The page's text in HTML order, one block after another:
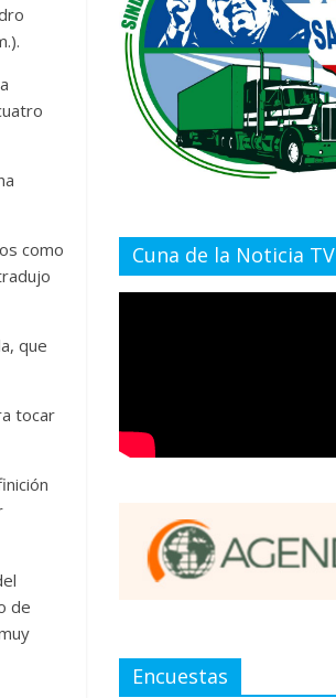
como
que
tocar
de
Cuna de la Noticia TV
Encuestas